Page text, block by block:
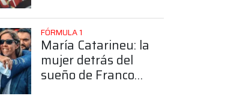
FÓRMULA 1
María Catarineu: la
mujer detrás del
sueño de Franco